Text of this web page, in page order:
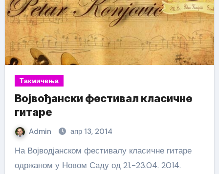
Такмичења
Војвођански фестивал класичне
гитаре
Admin апр 13, 2014
На Војводјанском фестивалу класичне гитаре
одржаном у Новом Саду од 21.-23.04. 2014.